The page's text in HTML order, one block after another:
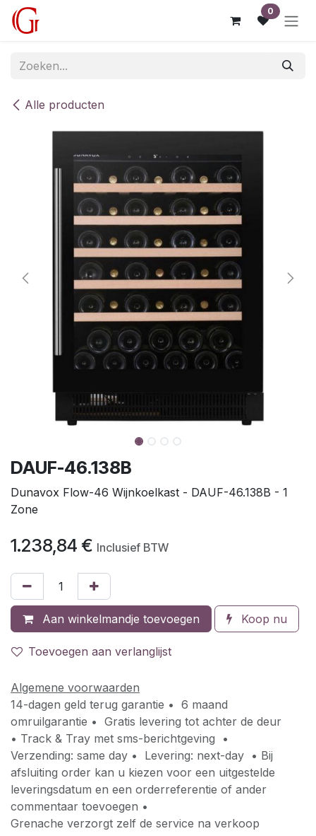
Overslaan naar inhoud 0
Alle producten
DAUF-46.138B
Dunavox Flow-46 Wijnkoelkast - DAUF-46.138B - 1
Zone
1.238,84 € Inclusief BTW
Aan winkelmandje toevoegen Koop nu
Toevoegen aan verlanglijst
Algemene voorwaarden
14-dagen geld terug garantie • 6 maand
omruilgarantie • Gratis levering tot achter de deur
• Track & Tray met sms-berichtgeving •
Verzending: same day • Levering: next-day • Bij
afsluiting order kan u kiezen voor een uitgestelde
leveringsdatum en een orderreferentie of ander
commentaar toevoegen •
Grenache verzorgt zelf de service na verkoop